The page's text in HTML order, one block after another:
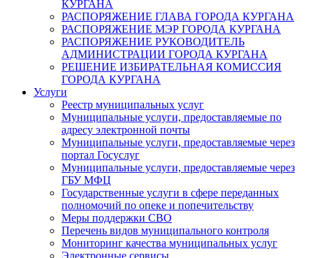
КУРГАНА
РАСПОРЯЖЕНИЕ ГЛАВА ГОРОДА КУРГАНА
РАСПОРЯЖЕНИЕ МЭР ГОРОДА КУРГАНА
РАСПОРЯЖЕНИЕ РУКОВОДИТЕЛЬ
АДМИНИСТРАЦИИ ГОРОДА КУРГАНА
РЕШЕНИЕ ИЗБИРАТЕЛЬНАЯ КОМИССИЯ
ГОРОДА КУРГАНА
Услуги
Реестр муниципальных услуг
Муниципальные услуги, предоставляемые по
адресу электронной почты
Муниципальные услуги, предоставляемые через
портал Госуслуг
Муниципальные услуги, предоставляемые через
ГБУ МФЦ
Государственные услуги в сфере переданных
полномочий по опеке и попечительству
Меры поддержки СВО
Перечень видов муниципального контроля
Мониторинг качества муниципальных услуг
Электронные сервисы